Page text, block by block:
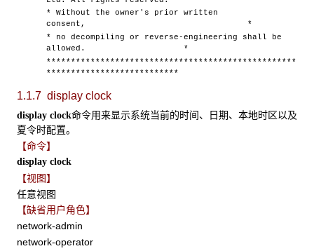
* Without the owner's prior written
consent, *
* no decompiling or reverse-engineering shall be
allowed. *
***************************************************
***************************
1.1.7 display clock
display clock命令用来显示系统当前的时间、日期、本地时区以及
夏令时配置。
【命令】
display clock
【视图】
任意视图
【缺省用户角色】
network-admin
network-operator